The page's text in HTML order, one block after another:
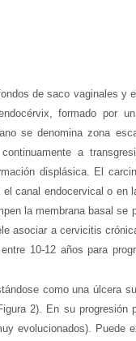
de saco vaginales y
formado por
se denomina zona
a
displásica. El
canal endocervical o en
la membrana basal se
asociar a cervicitis
10-12 años para
como una úlcera
2). En su progresión
evolucionados). Puede